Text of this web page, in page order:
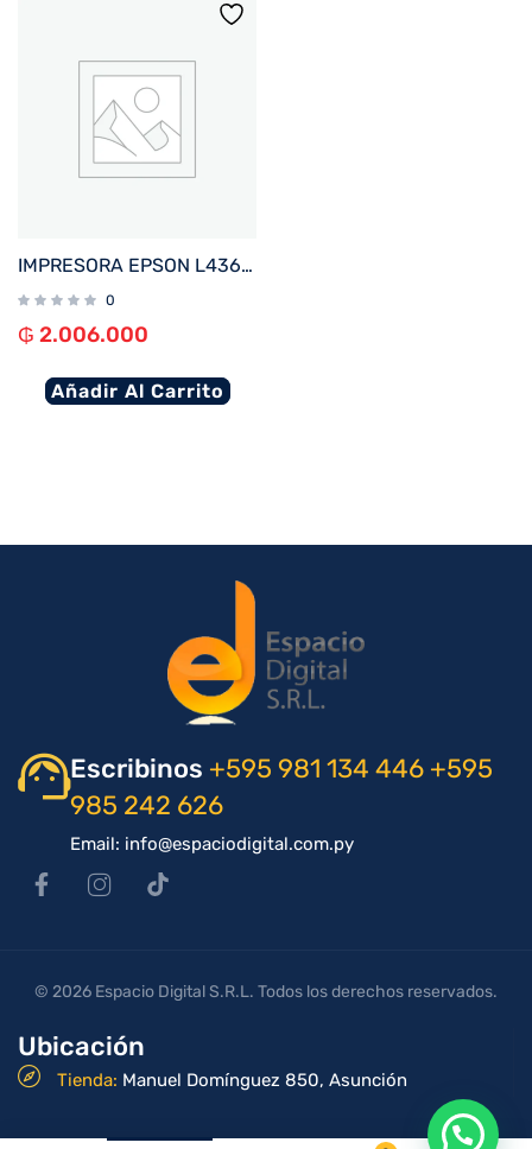
IMPRESORA EPSON L4360 ECOTANK IMP%2FCOP%2FSCA%2FWIFI%2FUSB%2FBIVOLT
0
₲ 2.006.000
Añadir Al Carrito
Escribinos +595 981 134 446 +595
985 242 626
Email: info@espaciodigital.com.py
Ubicación
Tienda: Manuel Domínguez 850, Asunción
© 2026 Espacio Digital S.R.L. Todos los derechos reservados.